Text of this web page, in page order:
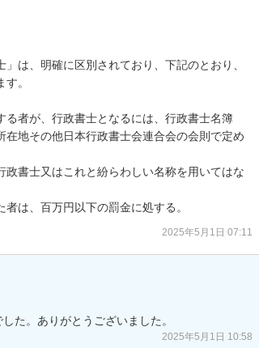
は、明確に区別されており、下記のとおり、
。
者が、行政書士となるには、行政書士名簿
地その他日本行政書士会連合会の会則で定め
書士又はこれと紛らわしい名称を用いてはな
は、百万円以下の罰金に処する。
2025年5月1日 07:11
た。ありがとうございました。
2025年5月1日 10:58